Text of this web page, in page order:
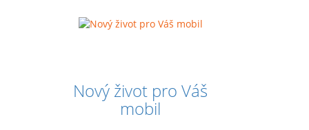
Nový život pro Váš
mobil